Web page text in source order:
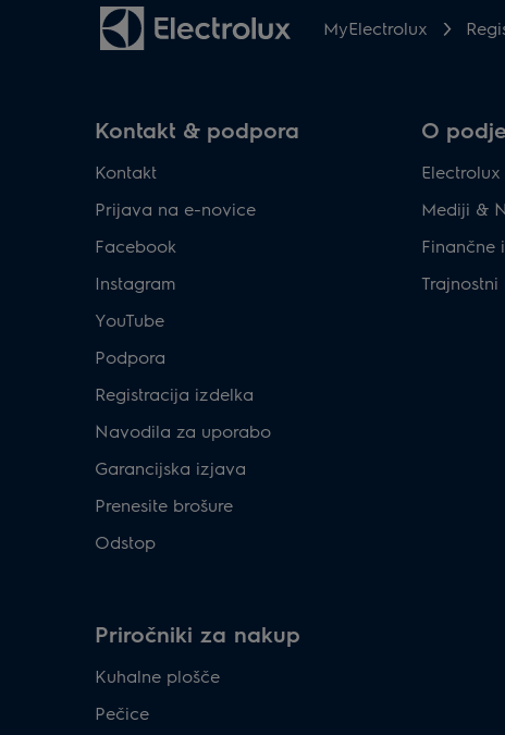
MyElectrolux
Kontakt & podpora
Kontakt
Prijava na e-novice
Facebook
Instagram
YouTube
Podpora
Registracija izdelka
Navodila za uporabo
Garancijska izjava
Prenesite brošure
Odstop
O
Mediji &
Finančne
Priročniki za nakup
Kuhalne plošče
Pečice